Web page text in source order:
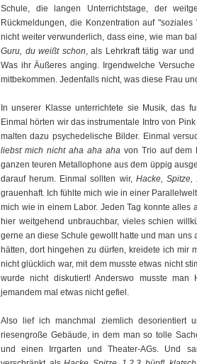
Schule, die langen Unterrichtstage, der
Rückmeldungen, die Konzentration auf
nicht weiter verwunderlich, dass eine, wie man
Guru, du weißt schon, als Lehrkraft tätig war
Was ihr Äußeres anging. Irgendwelche
mitbekommen. Jedenfalls nicht, was diese Frau
In unserer Klasse unterrichtete sie Musik, das
Einmal hörten wir das instrumentale Intro von
malten dazu psychedelische Bilder. Einmal
liebst mich nicht aha aha ahavon Trio auf dem
ganzen teuren Metallophone aus dem üppig
darauf herum. Einmal sollten wir, Hacke, Spitze,
grauenhaft. Ich fühlte mich wie in einer
mich wie in einem Labor. Jeden Tag konnte alles
hier weitgehend unbrauchbar, vieles schien
gerne an diese Schule gewollt hatte und man uns
hätten, dort hingehen zu dürfen, kreidete ich mir
nicht glücklich war, mit dem musste etwas nicht
wurde nicht diskutiert! Anderswo musste man
jemandem mal etwas nicht gefiel.
Also lief ich manchmal ziemlich desorientiert
riesengroße Gebäude, in dem man so tolle
und einen Irrgarten und Theater-AGs. Und